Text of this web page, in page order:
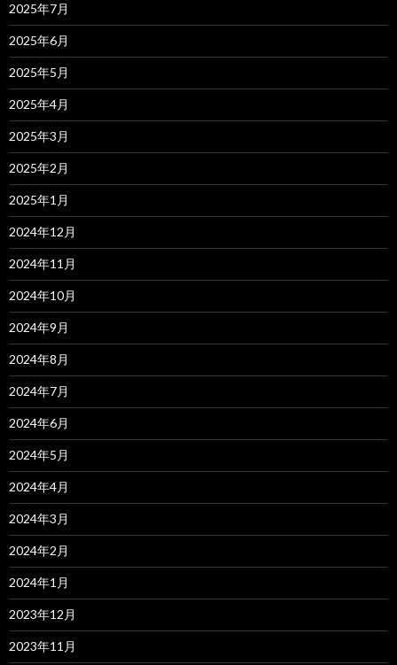
2025年7月
2025年6月
2025年5月
2025年4月
2025年3月
2025年2月
2025年1月
2024年12月
2024年11月
2024年10月
2024年9月
2024年8月
2024年7月
2024年6月
2024年5月
2024年4月
2024年3月
2024年2月
2024年1月
2023年12月
2023年11月